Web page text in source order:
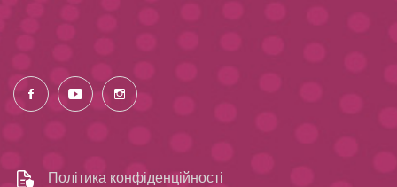
Політика конфіденційності